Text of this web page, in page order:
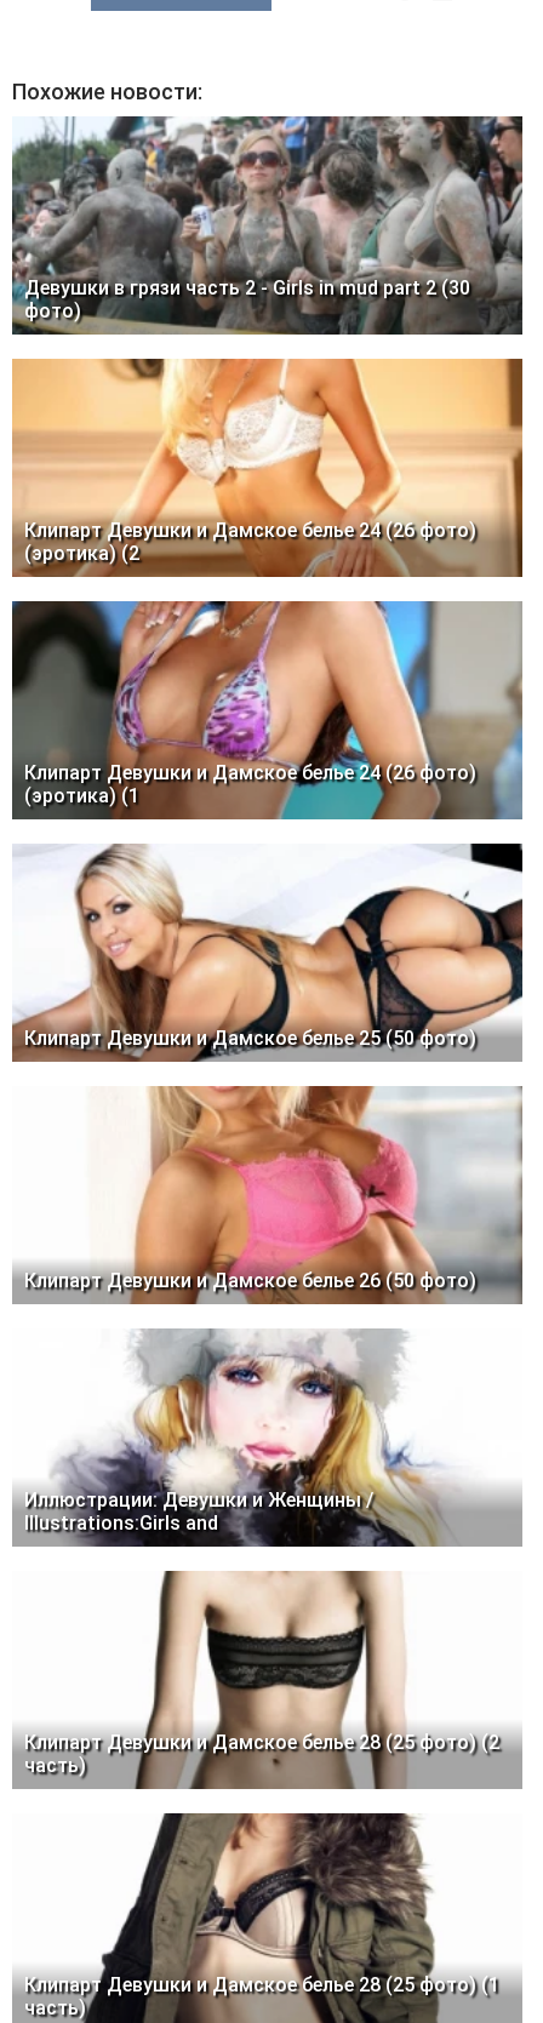
Похожие новости:
Девушки в грязи часть 2 - Girls in mud part 2 (30
фото)
Клипарт Девушки и Дамское белье 24 (26 фото)
(эротика) (2
Клипарт Девушки и Дамское белье 24 (26 фото)
(эротика) (1
Клипарт Девушки и Дамское белье 25 (50 фото)
Клипарт Девушки и Дамское белье 26 (50 фото)
Иллюстрации: Девушки и Женщины /
Illustrations:Girls and
Клипарт Девушки и Дамское белье 28 (25 фото) (2
часть)
Клипарт Девушки и Дамское белье 28 (25 фото) (1
часть)